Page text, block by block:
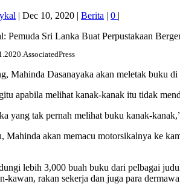
| Dec 10, 2020 | Berita | 0 |
Mahinda Dasanayaka akan meletak buku
apabila melihat kanak-kanak itu tidak
yang tak pernah melihat buku kanak-
Mahinda akan memacu motorsikalnya ke
lebih 3,000 buah buku dari pelbagai
kawan, rakan sekerja dan juga para